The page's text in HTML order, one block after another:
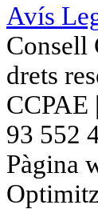
Avís
Consell
drets
CCPAE
93 552
Pàgina